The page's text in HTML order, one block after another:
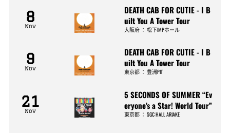
8
Nov
DEATH CAB FOR CUTIE - I B
uilt You A Tower Tour
大阪府 ：松下IMPホール
9
Nov
DEATH CAB FOR CUTIE - I B
uilt You A Tower Tour
東京都 ：豊洲PIT
21
Nov
5 SECONDS OF SUMMER “Ev
eryone’s a Star! World Tour”
東京都 ：SGC HALL ARIAKE